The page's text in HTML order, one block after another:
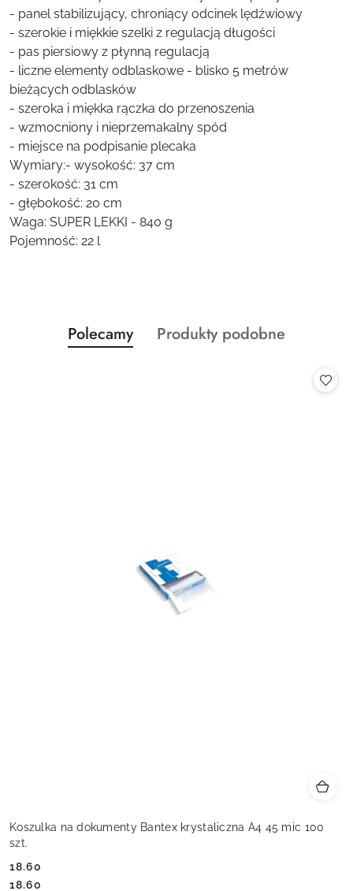
- panel stabilizujący, chroniący odcinek lędźwiowy
- szerokie i miękkie szelki z regulacją długości
- pas piersiowy z płynną regulacją
- liczne elementy odblaskowe - blisko 5 metrów
bieżących odblasków
- szeroka i miękka rączka do przenoszenia
- wzmocniony i nieprzemakalny spód
- miejsce na podpisanie plecaka
Wymiary:- wysokość: 37 cm
- szerokość: 31 cm
- głębokość: 20 cm
Waga: SUPER LEKKI - 840 g
Pojemność: 22 l
Pomiń karuzelę produktów
Produkty
o
Polecamy
Produkty
Produkty podobne
Koszulka na dokumenty Bantex krystaliczna A4 45 mic 100
szt.
Cena:
18.60
Cena:
18.60